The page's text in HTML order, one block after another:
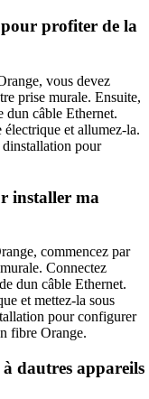
profiter de la
vous devez
prise murale. Ensuite,
câble Ethernet.
et allumez-la.
pour
installer ma
commencez par
Connectez
dun câble Ethernet.
et mettez-la sous
pour configurer
fibre Orange.
dautres appareils